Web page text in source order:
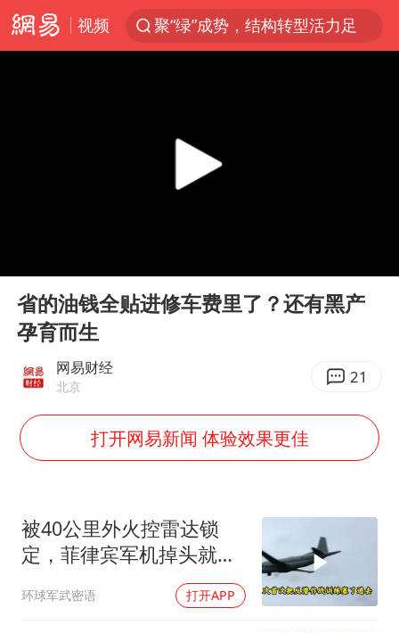
视频
聚“绿”成势，结构转型活力足
金饰克价大幅跳涨
24小时不关空调 电费会更低吗
“梅姨”准确年龄仍未知
新华社权威快报|我国编制完成新版全月地质图
中国五箭齐发反制美国
中国经济展现强大韧性和活力
Play
省的油钱全贴进修车费里了？还有黑产
孕育而生
网易财经
北京 21
打开网易新闻 体验效果更佳
被40公里外火控雷达锁
定，菲律宾军机掉头就
跑，欧盟1500万也救不了
场
环球军武密语 打开APP